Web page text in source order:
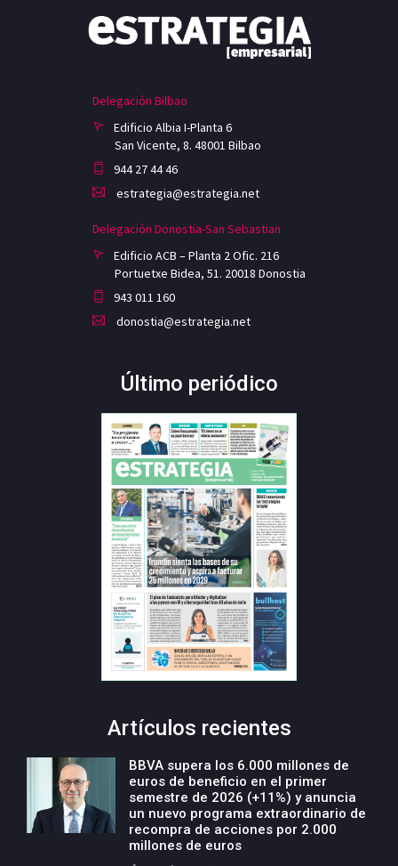
Delegación Bilbao
Edificio Albia I-Planta 6
San Vicente, 8. 48001 Bilbao
944 27 44 46
estrategia@estrategia.net
Delegación Donostia-San Sebastian
Edificio ACB – Planta 2 Ofic. 216
Portuetxe Bidea, 51. 20018 Donostia
943 011 160
donostia@estrategia.net
Último periódico
Artículos recientes
BBVA supera los 6.000 millones de
euros de beneficio en el primer
semestre de 2026 (+11%) y anuncia
un nuevo programa extraordinario de
recompra de acciones por 2.000
millones de euros